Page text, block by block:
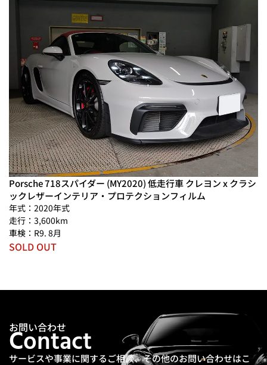
Porsche 718スパイダー (MY2020) 低走行車 クレヨン x クラシ
ックレザーインテリア・プロテクションフィルム
年式：2020年式
走行：3,600km
車検：R9. 8月
SOLD OUT
Contact
お問い合わせ
サービスや事業に関するご相談、その他のお問い合わせはこ